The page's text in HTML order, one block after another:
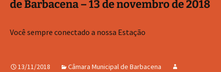
de Barbacena – 13 de novembro de 2018
Você sempre conectado a nossa Estação
13/11/2018 Câmara Municipal de Barbacena